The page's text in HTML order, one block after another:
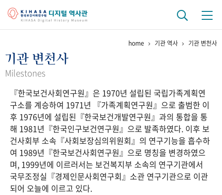
걸어온 길 기관 변천사
연구 역사
정책과 연구 키워드로 보는 연구 역사
연구자들
간행물 변천사
기록물 아카이브
사진 아카이브 문서 기록물 행정박물 영상 기록물
home 기관 역사 기관 변천사
기관 변천사
Milestones
『한국보건사회연구원』은 1970년 설립된 국립가족계획연
구소를 계승하여 1971년 『가족계획연구원』으로 출범한 이
후 1976년에 설립된『한국보건개발연구원』과의 통합을 통
해 1981년『한국인구보건연구원』으로 발족하였다. 이후 보
건사회부 소속『사회보장심의위원회』의 연구기능을 흡수하
여 1989년『한국보건사회연구원』으로 명칭을 변경하였으
며, 1999년에 이르러서는 보건복지부 소속의 연구기관에서
국무조정실『경제인문사회연구회』소관 연구기관으로 이관
되어 오늘에 이르고 있다.